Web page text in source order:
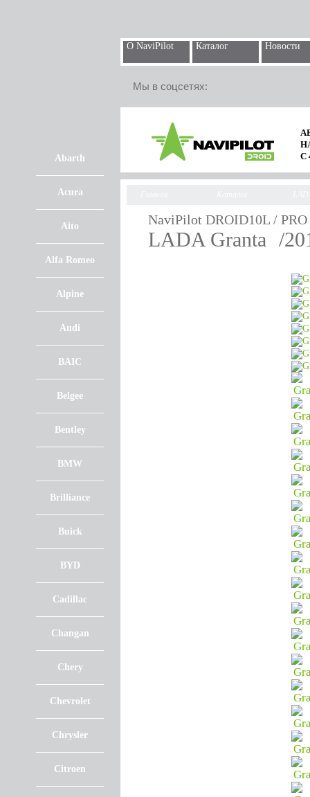
О NaviPilot Каталог Новости
Мы в соцсетях:
Abarth
Acura
Aito
Alfa Romeo
Alpine
Audi
BAIC
Belgee
Bentley
BMW
Brilliance
Buick
BYD
Cadillac
Changan
Chery
Chevrolet
Chrysler
Citroen
С
NaviPilot DROID10L /
LADA Granta /